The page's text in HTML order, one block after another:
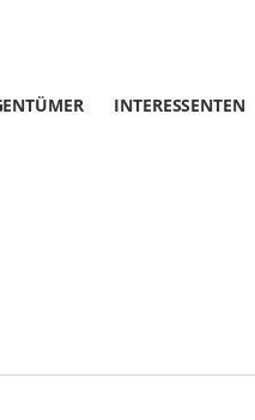
INTERESSENTEN